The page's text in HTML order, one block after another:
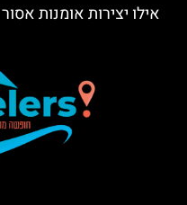
אילו יצירות אומנות